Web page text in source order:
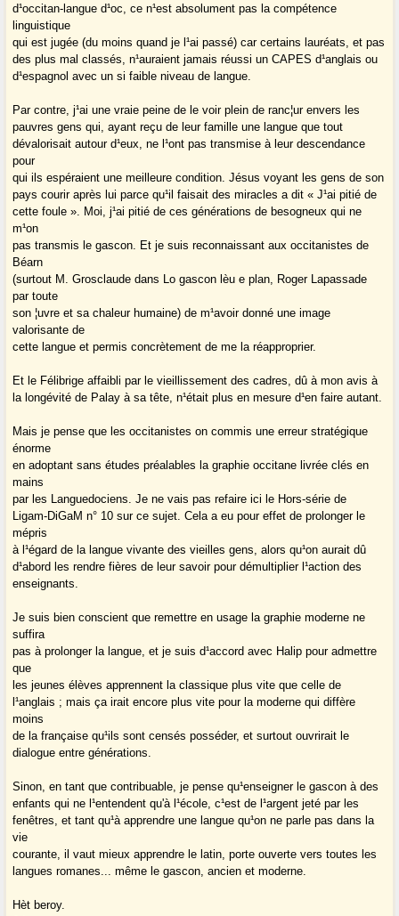
d¹occitan-langue d¹oc, ce n¹est absolument pas la compétence
linguistique
qui est jugée (du moins quand je l¹ai passé) car certains lauréats, et pas
des plus mal classés, n¹auraient jamais réussi un CAPES d¹anglais ou
d¹espagnol avec un si faible niveau de langue.
Par contre, j¹ai une vraie peine de le voir plein de ranc¦ur envers les
pauvres gens qui, ayant reçu de leur famille une langue que tout
dévalorisait autour d¹eux, ne l¹ont pas transmise à leur descendance
pour
qui ils espéraient une meilleure condition. Jésus voyant les gens de son
pays courir après lui parce qu¹il faisait des miracles a dit « J¹ai pitié de
cette foule ». Moi, j¹ai pitié de ces générations de besogneux qui ne
m¹on
pas transmis le gascon. Et je suis reconnaissant aux occitanistes de
Béarn
(surtout M. Grosclaude dans Lo gascon lèu e plan, Roger Lapassade
par toute
son ¦uvre et sa chaleur humaine) de m¹avoir donné une image
valorisante de
cette langue et permis concrètement de me la réapproprier.
Et le Félibrige affaibli par le vieillissement des cadres, dû à mon avis à
la longévité de Palay à sa tête, n¹était plus en mesure d¹en faire autant.
Mais je pense que les occitanistes on commis une erreur stratégique
énorme
en adoptant sans études préalables la graphie occitane livrée clés en
mains
par les Languedociens. Je ne vais pas refaire ici le Hors-série de
Ligam-DiGaM n° 10 sur ce sujet. Cela a eu pour effet de prolonger le
mépris
à l¹égard de la langue vivante des vieilles gens, alors qu¹on aurait dû
d¹abord les rendre fières de leur savoir pour démultiplier l¹action des
enseignants.
Je suis bien conscient que remettre en usage la graphie moderne ne
suffira
pas à prolonger la langue, et je suis d¹accord avec Halip pour admettre
que
les jeunes élèves apprennent la classique plus vite que celle de
l¹anglais ; mais ça irait encore plus vite pour la moderne qui diffère
moins
de la française qu¹ils sont censés posséder, et surtout ouvrirait le
dialogue entre générations.
Sinon, en tant que contribuable, je pense qu¹enseigner le gascon à des
enfants qui ne l¹entendent qu'à l¹école, c¹est de l¹argent jeté par les
fenêtres, et tant qu¹à apprendre une langue qu¹on ne parle pas dans la
vie
courante, il vaut mieux apprendre le latin, porte ouverte vers toutes les
langues romanes... même le gascon, ancien et moderne.
Hèt beroy.